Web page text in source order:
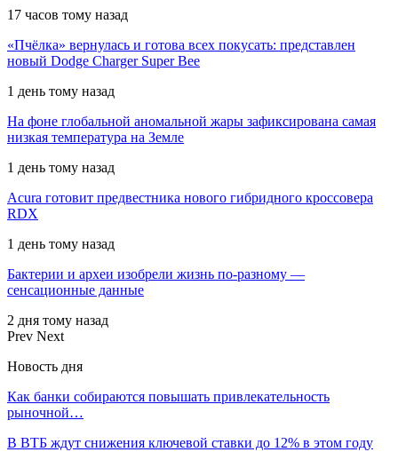
17 часов тому назад
«Пчёлка» вернулась и готова всех покусать: представлен
новый Dodge Charger Super Bee
1 день тому назад
На фоне глобальной аномальной жары зафиксирована самая
низкая температура на Земле
1 день тому назад
Acura готовит предвестника нового гибридного кроссовера
RDX
1 день тому назад
Бактерии и археи изобрели жизнь по-разному —
сенсационные данные
2 дня тому назад
Prev Next
Новость дня
Как банки собираются повышать привлекательность
рыночной…
В ВТБ ждут снижения ключевой ставки до 12% в этом году